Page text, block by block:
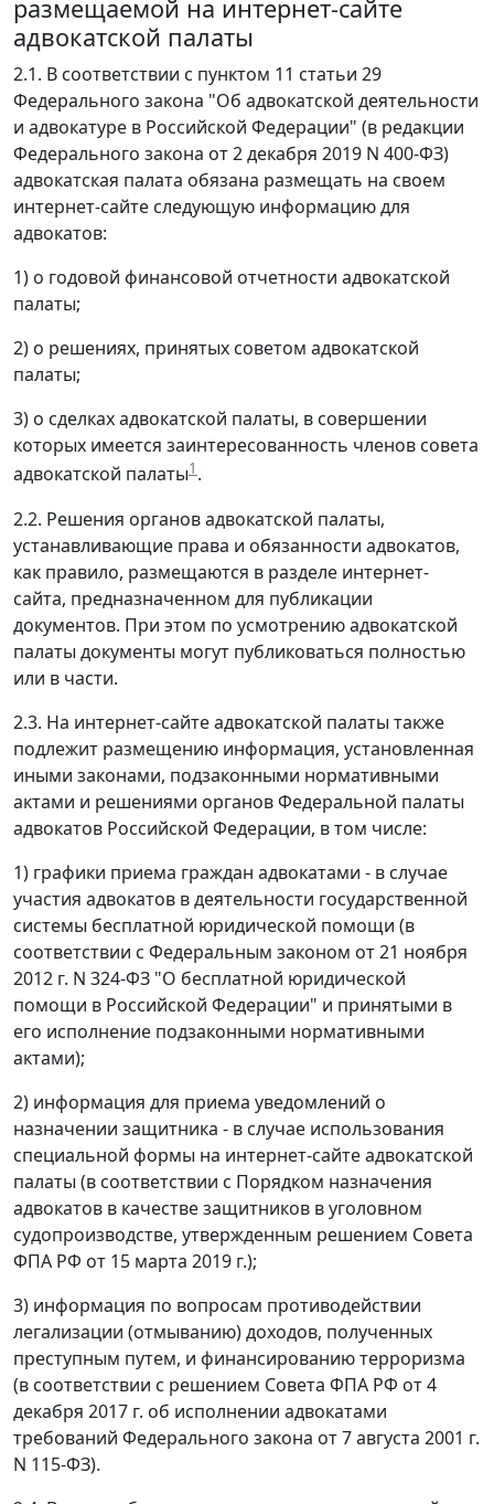
размещаемой на интернет-сайте
адвокатской палаты
2.1. В соответствии с пунктом 11 статьи 29
Федерального закона "Об адвокатской деятельности
и адвокатуре в Российской Федерации" (в редакции
Федерального закона от 2 декабря 2019 N 400-ФЗ)
адвокатская палата обязана размещать на своем
интернет-сайте следующую информацию для
адвокатов:
1) о годовой финансовой отчетности адвокатской
палаты;
2) о решениях, принятых советом адвокатской
палаты;
3) о сделках адвокатской палаты, в совершении
которых имеется заинтересованность членов совета
адвокатской палаты1 .
2.2. Решения органов адвокатской палаты,
устанавливающие права и обязанности адвокатов,
как правило, размещаются в разделе интернет-
сайта, предназначенном для публикации
документов. При этом по усмотрению адвокатской
палаты документы могут публиковаться полностью
или в части.
2.3. На интернет-сайте адвокатской палаты также
подлежит размещению информация, установленная
иными законами, подзаконными нормативными
актами и решениями органов Федеральной палаты
адвокатов Российской Федерации, в том числе:
1) графики приема граждан адвокатами - в случае
участия адвокатов в деятельности государственной
системы бесплатной юридической помощи (в
соответствии с Федеральным законом от 21 ноября
2012 г. N 324-ФЗ "О бесплатной юридической
помощи в Российской Федерации" и принятыми в
его исполнение подзаконными нормативными
актами);
2) информация для приема уведомлений о
назначении защитника - в случае использования
специальной формы на интернет-сайте адвокатской
палаты (в соответствии с Порядком назначения
адвокатов в качестве защитников в уголовном
судопроизводстве, утвержденным решением Совета
ФПА РФ от 15 марта 2019 г.);
3) информация по вопросам противодействии
легализации (отмыванию) доходов, полученных
преступным путем, и финансированию терроризма
(в соответствии с решением Совета ФПА РФ от 4
декабря 2017 г. об исполнении адвокатами
требований Федерального закона от 7 августа 2001 г.
N 115-ФЗ).